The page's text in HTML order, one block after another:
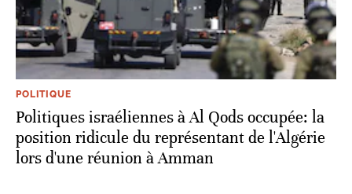
POLITIQUE
Politiques israéliennes à Al Qods occupée: la
position ridicule du représentant de l'Algérie
lors d'une réunion à Amman